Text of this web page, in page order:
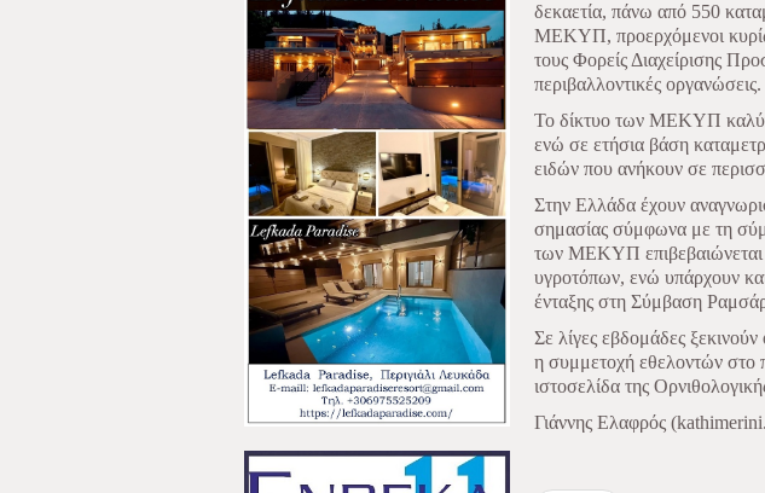
δεκαετία, πάνω από 550
ΜΕΚΥΠ, προερχόμενοι
τους Φορείς Διαχείρισης
περιβαλλοντικές οργανώσεις.
Το δίκτυο των ΜΕΚΥΠ
ενώ σε ετήσια βάση
ειδών που ανήκουν σε
Στην Ελλάδα έχουν
σημασίας σύμφωνα με τη
των ΜΕΚΥΠ επιβεβαιώνεται
υγροτόπων, ενώ υπάρχουν
ένταξης στη Σύμβαση
Σε λίγες εβδομάδες
η συμμετοχή εθελοντών στο
ιστοσελίδα της
Γιάννης Ελαφρός